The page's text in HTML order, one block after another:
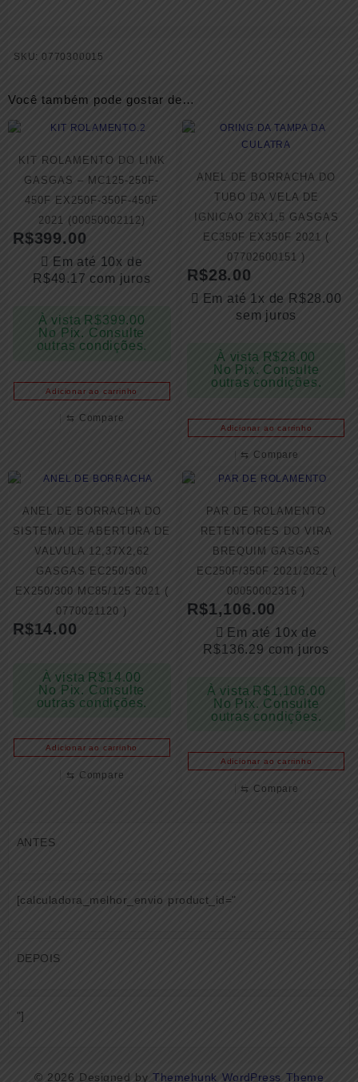
SKU: 0770300015
Você também pode gostar de…
KIT ROLAMENTO DO LINK
GASGAS – MC125-250F-
450F EX250F-350F-450F
2021 (00050002112)
R$399.00
Em até 10x de
R$49.17 com juros
À vista R$399.00
No Pix. Consulte
outras condições.
Adicionar ao carrinho
⇆ Compare
ANEL DE BORRACHA DO
TUBO DA VELA DE
IGNICAO 26X1,5 GASGAS
EC350F EX350F 2021 (
07702600151 )
R$28.00
Em até 1x de R$28.00
sem juros
À vista R$28.00
No Pix. Consulte
outras condições.
Adicionar ao carrinho
⇆ Compare
ANEL DE BORRACHA DO
SISTEMA DE ABERTURA DE
VALVULA 12,37X2,62
GASGAS EC250/300
EX250/300 MC85/125 2021 (
0770021120 )
R$14.00
À vista R$14.00
No Pix. Consulte
outras condições.
Adicionar ao carrinho
⇆ Compare
PAR DE ROLAMENTO
RETENTORES DO VIRA
BREQUIM GASGAS
EC250F/350F 2021/2022 (
00050002316 )
R$1,106.00
Em até 10x de
R$136.29 com juros
À vista R$1,106.00
No Pix. Consulte
outras condições.
Adicionar ao carrinho
⇆ Compare
ANTES
[calculadora_melhor_envio product_id="
DEPOIS
"]
© 2026 Designed by Themehunk WordPress Theme